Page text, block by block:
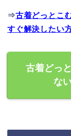
⇒古着どっとこ
すぐ解決したい
古着どっ
な